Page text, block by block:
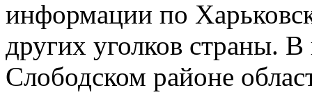
информации по
других уголков страны.
Слободском районе